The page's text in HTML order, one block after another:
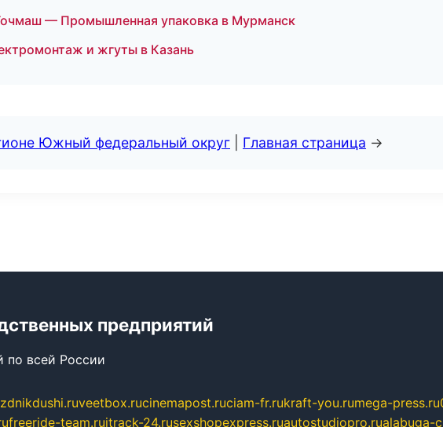
— Промышленная упаковка в Мурманск
и жгуты в Казань
Южный федеральный округ Главная страница →
предприятий
по всей России
veetbox.rucinemapost.ruciam-fr.rukraft-you.rumega-press.ru
freeride-team.ruitrack-24.rusexshopexpress.ruautostudiopro.rualabuga-